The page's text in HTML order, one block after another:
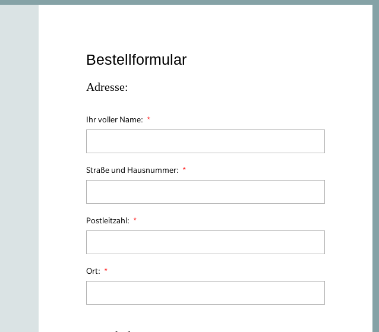
Bestellformular
Adresse:
Ihr voller Name:
Straße und Hausnummer:
Postleitzahl:
Ort: